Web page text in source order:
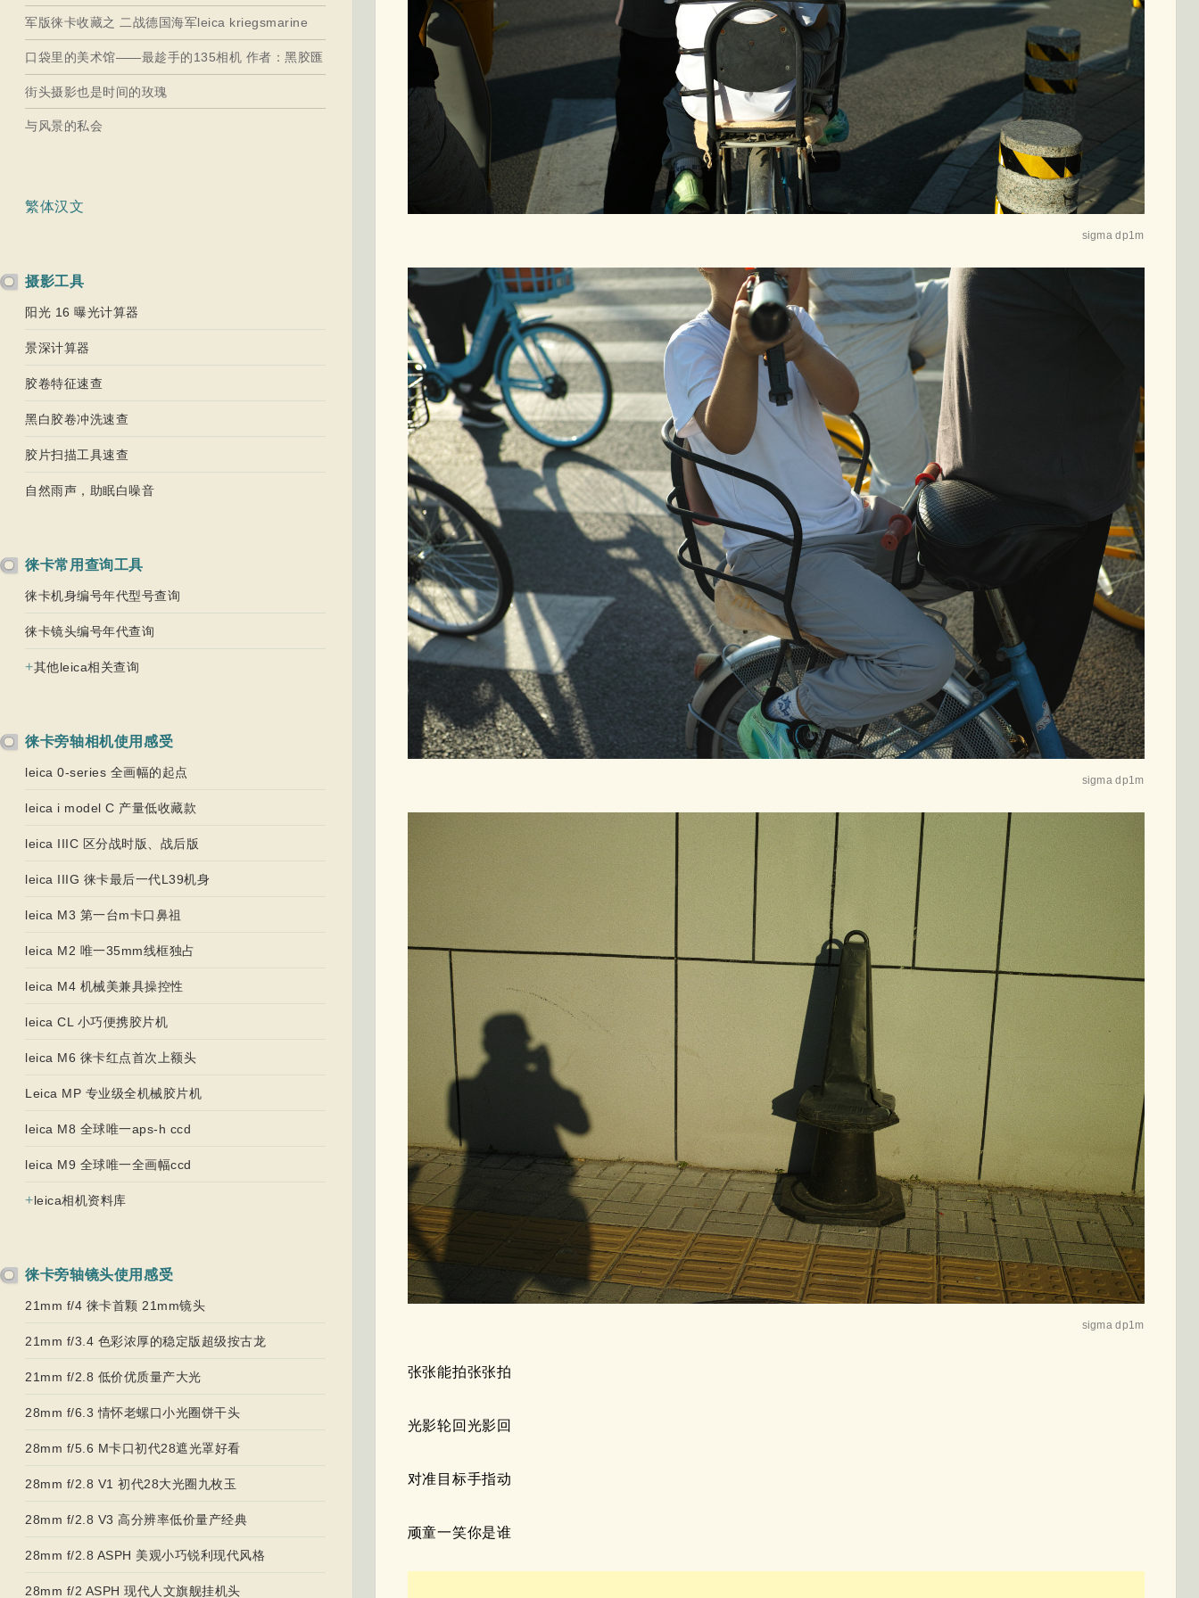
军版徕卡收藏之 二战德国海军leica kriegsmarine
口袋里的美术馆——最趁手的135相机 作者：黑胶匯
街头摄影也是时间的玫瑰
与风景的私会
繁体汉文
摄影工具
阳光 16 曝光计算器
景深计算器
胶卷特征速查
黑白胶卷冲洗速查
胶片扫描工具速查
自然雨声，助眠白噪音
徕卡常用查询工具
徕卡机身编号年代型号查询
徕卡镜头编号年代查询
+其他leica相关查询
徕卡旁轴相机使用感受
leica 0-series 全画幅的起点
leica i model C 产量低收藏款
leica IIIC 区分战时版、战后版
leica IIIG 徕卡最后一代L39机身
leica M3 第一台m卡口鼻祖
leica M2 唯一35mm线框独占
leica M4 机械美兼具操控性
leica CL 小巧便携胶片机
leica M6 徕卡红点首次上额头
Leica MP 专业级全机械胶片机
leica M8 全球唯一aps-h ccd
leica M9 全球唯一全画幅ccd
+leica相机资料库
徕卡旁轴镜头使用感受
21mm f/4 徕卡首颗 21mm镜头
21mm f/3.4 色彩浓厚的稳定版超级按古龙
21mm f/2.8 低价优质量产大光
28mm f/6.3 情怀老螺口小光圈饼干头
28mm f/5.6 M卡口初代28遮光罩好看
28mm f/2.8 V1 初代28大光圈九枚玉
28mm f/2.8 V3 高分辨率低价量产经典
28mm f/2.8 ASPH 美观小巧锐利现代风格
28mm f/2 ASPH 现代人文旗舰挂机头
sigma dp1m
sigma dp1m
sigma dp1m
张张能拍张张拍
光影轮回光影回
对准目标手指动
顽童一笑你是谁